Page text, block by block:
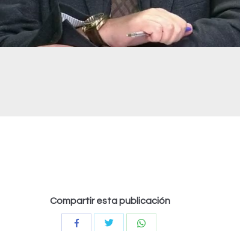
Compartir esta publicación
CompartirCompartir